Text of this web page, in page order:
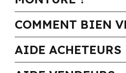
COMMENT BIEN
AIDE ACHETEURS